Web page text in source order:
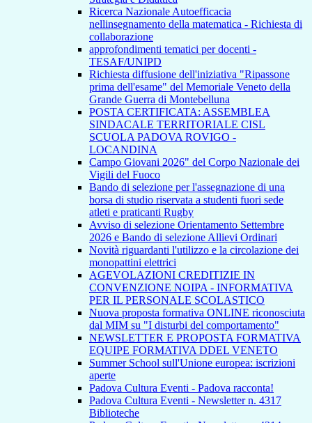
Ricerca Nazionale Autoefficacia
nellinsegnamento della matematica - Richiesta di
collaborazione
approfondimenti tematici per docenti -
TESAF/UNIPD
Richiesta diffusione dell'iniziativa "Ripassone
prima dell'esame" del Memoriale Veneto della
Grande Guerra di Montebelluna
POSTA CERTIFICATA: ASSEMBLEA
SINDACALE TERRITORIALE CISL
SCUOLA PADOVA ROVIGO -
LOCANDINA
Campo Giovani 2026" del Corpo Nazionale dei
Vigili del Fuoco
Bando di selezione per l'assegnazione di una
borsa di studio riservata a studenti fuori sede
atleti e praticanti Rugby
Avviso di selezione Orientamento Settembre
2026 e Bando di selezione Allievi Ordinari
Novità riguardanti l'utilizzo e la circolazione dei
monopattini elettrici
AGEVOLAZIONI CREDITIZIE IN
CONVENZIONE NOIPA - INFORMATIVA
PER IL PERSONALE SCOLASTICO
Nuova proposta formativa ONLINE riconosciuta
dal MIM su "I disturbi del comportamento"
NEWSLETTER E PROPOSTA FORMATIVA
EQUIPE FORMATIVA DDEL VENETO
Summer School sull'Unione europea: iscrizioni
aperte
Padova Cultura Eventi - Padova racconta!
Padova Cultura Eventi - Newsletter n. 4317
Biblioteche